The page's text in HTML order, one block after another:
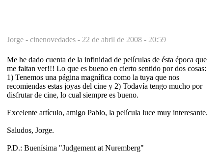
Jorge - cinenovedades - 22 de abril de 2008 - 20:59
Me he dado cuenta de la infinidad de películas de ésta época que
me faltan ver!!! Lo que es bueno en cierto sentido por dos cosas:
1) Tenemos una página magnífica como la tuya que nos
recomiendas estas joyas del cine y 2) Todavía tengo mucho por
disfrutar de cine, lo cual siempre es bueno.
Excelente artículo, amigo Pablo, la película luce muy interesante.
Saludos, Jorge.
P.D.: Buenísima "Judgement at Nuremberg"